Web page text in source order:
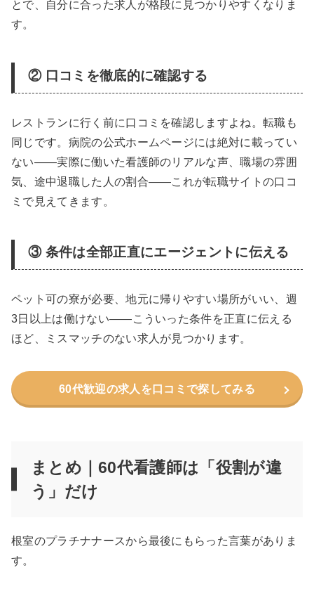
とで、自分に合った求人が格段に見つかりやすくなりま
す。
② 口コミを徹底的に確認する
レストランに行く前に口コミを確認しますよね。転職も
同じです。病院の公式ホームページには絶対に載ってい
ない——実際に働いた看護師のリアルな声、職場の雰囲
気、途中退職した人の割合——これが転職サイトの口コ
ミで見えてきます。
③ 条件は全部正直にエージェントに伝える
ペット可の寮が必要、地元に帰りやすい場所がいい、週
3日以上は働けない——こういった条件を正直に伝える
ほど、ミスマッチのない求人が見つかります。
60代歓迎の求人を口コミで探してみる
まとめ｜60代看護師は「役割が違
う」だけ
根室のプラチナナースから最後にもらった言葉がありま
す。